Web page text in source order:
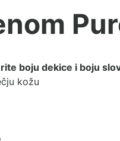
boju dekice i boju
kožu